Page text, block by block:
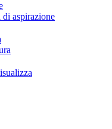
di aspirazione